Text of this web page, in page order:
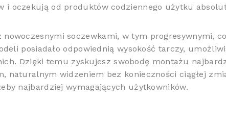
i oczekują od produktów codziennego użytku
soczewkami, w tym progresywnymi,
posiadało odpowiednią wysokość tarczy,
Dzięki temu zyskujesz swobodę montażu
naturalnym widzeniem bez konieczności ciągłej
najbardziej wymagających użytkowników.